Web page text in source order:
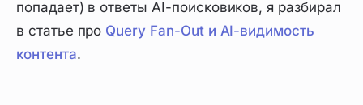
попадает) в ответы AI-поисковиков, я разбирал
в статье про Query Fan-Out и AI-видимость
контента.